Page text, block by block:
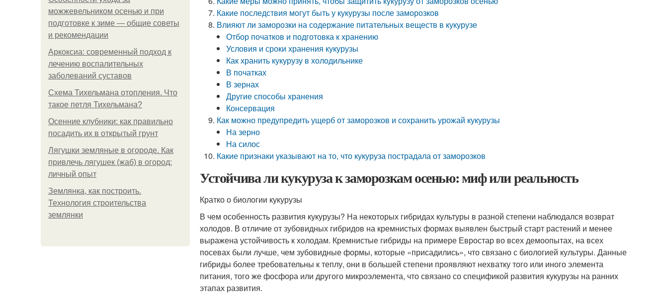
можжевельником осенью и при
подготовке к зиме — общие советы
и рекомендации
Аркоксиа: современный подход к
лечению воспалительных
заболеваний суставов
Схема Тихельмана отопления. Что
такое петля Тихельмана?
Осенние клубники: как правильно
посадить их в открытый грунт
Лягушки земляные в огороде. Как
привлечь лягушек (жаб) в огород:
личный опыт
Землянка, как построить.
Технология строительства
землянки
Какие последствия могут быть у кукурузы после заморозков
Влияют ли заморозки на содержание питательных веществ в кукурузе
Отбор початков и подготовка к хранению
Условия и сроки хранения кукурузы
Как хранить кукурузу в холодильнике
В початках
В зернах
Другие способы хранения
Консервация
Как можно предупредить ущерб от заморозков и сохранить урожай кукурузы
На зерно
На силос
Какие признаки указывают на то, что кукуруза пострадала от заморозков
Устойчива ли кукуруза к заморозкам осенью: миф или реальность
Кратко о биологии кукурузы
В чем особенность развития кукурузы? На некоторых гибридах культуры в разной степени наблюдался возврат
холодов. В отличие от зубовидных гибридов на кремнистых формах выявлен быстрый старт растений и менее
выражена устойчивость к холодам. Кремнистые гибриды на примере Евростар во всех демоопытах, на всех
посевах были лучше, чем зубовидные формы, которые «присадились», что связано с биологией культуры. Данные
гибриды более требовательны к теплу, они в большей степени проявляют нехватку того или иного элемента
питания, того же фосфора или другого микроэлемента, что связано со спецификой развития кукурузы на ранних
этапах развития.